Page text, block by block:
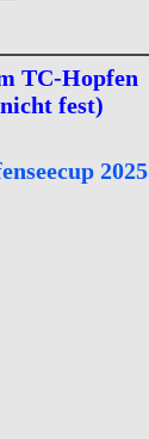
TC-Hopfen
fest)
2025